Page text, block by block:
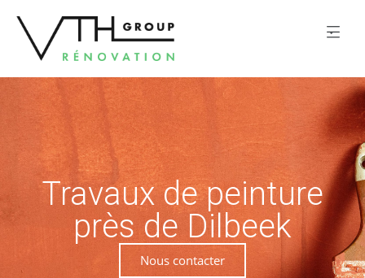
Travaux de peinture
près de Dilbeek
Nous contacter